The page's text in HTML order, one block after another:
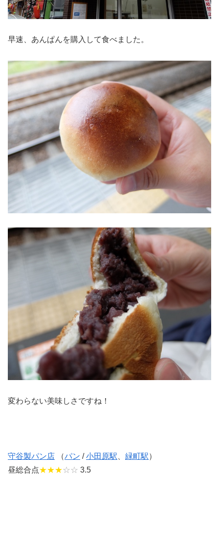
早速、あんぱんを購入して食べました。
変わらない美味しさですね！
守谷製パン店 （パン /小田原駅 緑町駅）
昼総合点★★★☆☆ 3.5